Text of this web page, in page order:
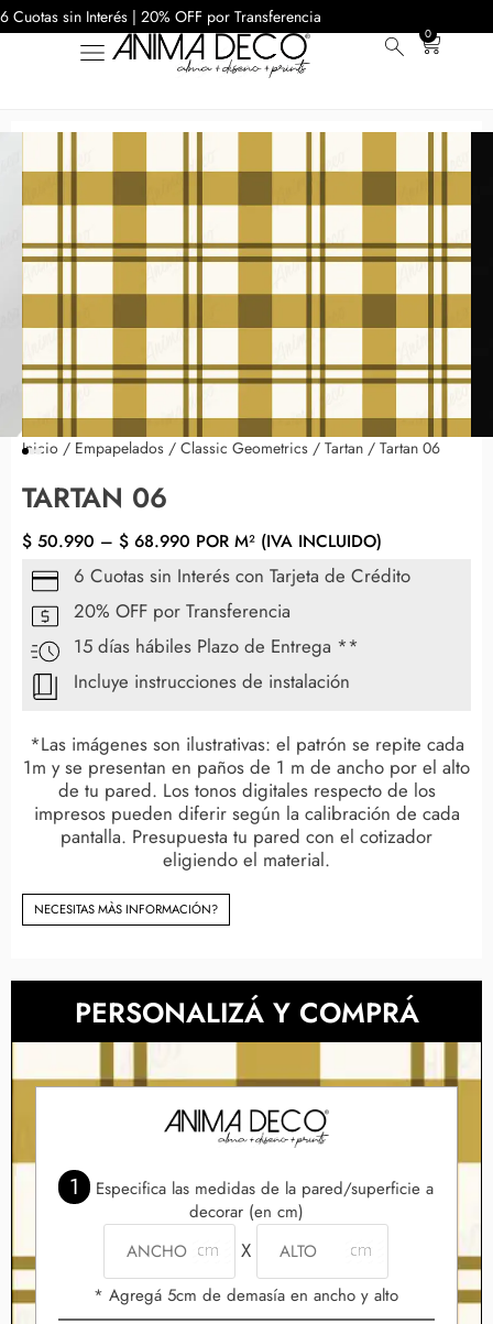
6 Cuotas sin Interés | 20% OFF por Transferencia
0
Inicio / Empapelados / Classic Geometrics / Tartan / Tartan 06
TARTAN 06
$ 50.990 – $ 68.990 POR M² (IVA INCLUIDO)
6 Cuotas sin Interés con Tarjeta de Crédito
20% OFF por Transferencia
15 días hábiles Plazo de Entrega **
Incluye instrucciones de instalación
*Las imágenes son ilustrativas: el patrón se repite cada
1m y se presentan en paños de 1 m de ancho por el alto
de tu pared. Los tonos digitales respecto de los
impresos pueden diferir según la calibración de cada
pantalla. Presupuesta tu pared con el cotizador
eligiendo el material.
NECESITAS MÀS INFORMACIÓN?
PERSONALIZÁ Y COMPRÁ
1
Especifica las medidas de la pared/superficie a
decorar (en cm)
X
* Agregá 5cm de demasía en ancho y alto